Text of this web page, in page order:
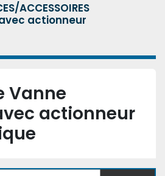
ACCESSOIRES
actionneur
Vanne
actionneur